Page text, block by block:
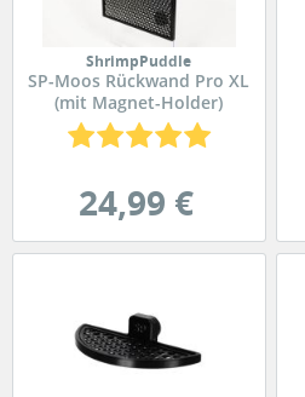
ShrimpPuddle
SP-Moos Rückwand Pro XL
(mit Magnet-Holder)
24,99 €